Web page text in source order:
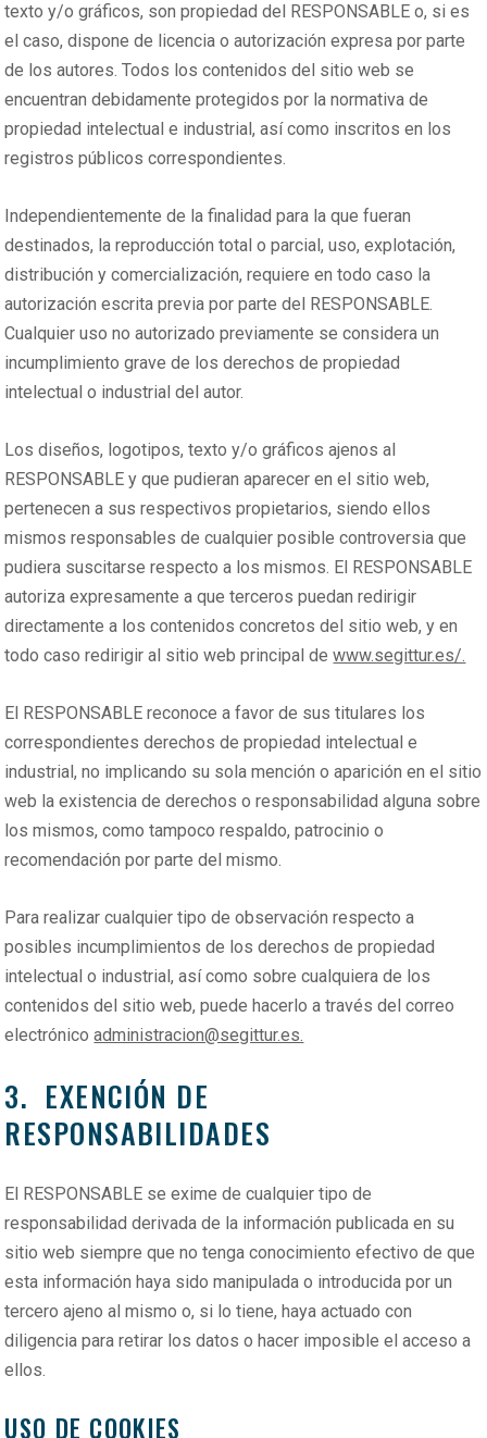
texto y/o gráficos, son propiedad del RESPONSABLE o, si es
el caso, dispone de licencia o autorización expresa por parte
de los autores. Todos los contenidos del sitio web se
encuentran debidamente protegidos por la normativa de
propiedad intelectual e industrial, así como inscritos en los
registros públicos correspondientes.
Independientemente de la finalidad para la que fueran
destinados, la reproducción total o parcial, uso, explotación,
distribución y comercialización, requiere en todo caso la
autorización escrita previa por parte del RESPONSABLE.
Cualquier uso no autorizado previamente se considera un
incumplimiento grave de los derechos de propiedad
intelectual o industrial del autor.
Los diseños, logotipos, texto y/o gráficos ajenos al
RESPONSABLE y que pudieran aparecer en el sitio web,
pertenecen a sus respectivos propietarios, siendo ellos
mismos responsables de cualquier posible controversia que
pudiera suscitarse respecto a los mismos. El RESPONSABLE
autoriza expresamente a que terceros puedan redirigir
directamente a los contenidos concretos del sitio web, y en
todo caso redirigir al sitio web principal dewww.segittur.es/.
El RESPONSABLE reconoce a favor de sus titulares los
correspondientes derechos de propiedad intelectual e
industrial, no implicando su sola mención o aparición en el sitio
web la existencia de derechos o responsabilidad alguna sobre
los mismos, como tampoco respaldo, patrocinio o
recomendación por parte del mismo.
Para realizar cualquier tipo de observación respecto a
posibles incumplimientos de los derechos de propiedad
intelectual o industrial, así como sobre cualquiera de los
contenidos del sitio web, puede hacerlo a través del correo
electrónicoadministracion@segittur.es.
3. EXENCIÓN DE
RESPONSABILIDADES
El RESPONSABLE se exime de cualquier tipo de
responsabilidad derivada de la información publicada en su
sitio web siempre que no tenga conocimiento efectivo de que
esta información haya sido manipulada o introducida por un
tercero ajeno al mismo o, si lo tiene, haya actuado con
diligencia para retirar los datos o hacer imposible el acceso a
ellos.
USO DE COOKIES